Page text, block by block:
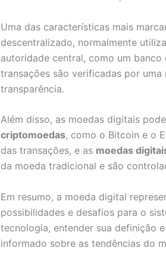
Uma das características mais
descentralizado, normalmente
autoridade central, como um
transações são verificadas por
transparência.
Além disso, as moedas digitais
criptomoedas, como o Bitcoin e o
das transações, e as moedas
da moeda tradicional e são
Em resumo, a moeda digital
possibilidades e desafios para o
tecnologia, entender sua definição
informado sobre as tendências do